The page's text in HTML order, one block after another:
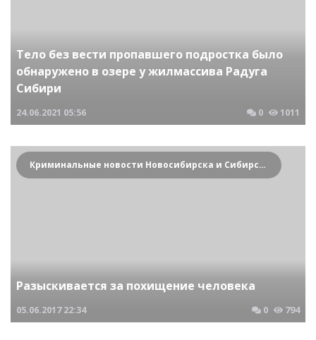
Тело без вести пропавшего подростка было
обнаружено в озере у жилмассива Радуга
Сибири
24.06.2021 05:56 0 1011
Криминальные новости Новосибирска и Сибирского региона
Разыскивается за похищение человека
05.06.2017 22:34 0 794